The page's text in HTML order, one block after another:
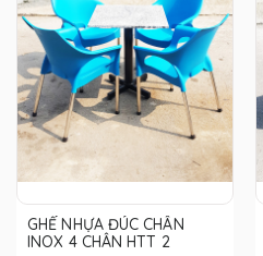
GHẾ NHỰA ĐÚC CHÂN
INOX 4 CHÂN HTT 2